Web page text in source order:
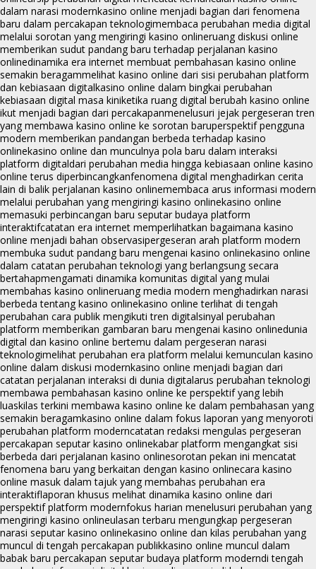
dalam narasi modernkasino online menjadi bagian dari fenomena
baru dalam percakapan teknologimembaca perubahan media digital
melalui sorotan yang mengiringi kasino onlineruang diskusi online
memberikan sudut pandang baru terhadap perjalanan kasino
onlinedinamika era internet membuat pembahasan kasino online
semakin beragammelihat kasino online dari sisi perubahan platform
dan kebiasaan digitalkasino online dalam bingkai perubahan
kebiasaan digital masa kiniketika ruang digital berubah kasino online
ikut menjadi bagian dari percakapanmenelusuri jejak pergeseran tren
yang membawa kasino online ke sorotan baruperspektif pengguna
modern memberikan pandangan berbeda terhadap kasino
onlinekasino online dan munculnya pola baru dalam interaksi
platform digitaldari perubahan media hingga kebiasaan online kasino
online terus diperbincangkanfenomena digital menghadirkan cerita
lain di balik perjalanan kasino onlinemembaca arus informasi modern
melalui perubahan yang mengiringi kasino onlinekasino online
memasuki perbincangan baru seputar budaya platform
interaktifcatatan era internet memperlihatkan bagaimana kasino
online menjadi bahan observasipergeseran arah platform modern
membuka sudut pandang baru mengenai kasino onlinekasino online
dalam catatan perubahan teknologi yang berlangsung secara
bertahapmengamati dinamika komunitas digital yang mulai
membahas kasino onlineruang media modern menghadirkan narasi
berbeda tentang kasino onlinekasino online terlihat di tengah
perubahan cara publik mengikuti tren digitalsinyal perubahan
platform memberikan gambaran baru mengenai kasino onlinedunia
digital dan kasino online bertemu dalam pergeseran narasi
teknologimelihat perubahan era platform melalui kemunculan kasino
online dalam diskusi modernkasino online menjadi bagian dari
catatan perjalanan interaksi di dunia digitalarus perubahan teknologi
membawa pembahasan kasino online ke perspektif yang lebih
luaskilas terkini membawa kasino online ke dalam pembahasan yang
semakin beragamkasino online dalam fokus laporan yang menyoroti
perubahan platform moderncatatan redaksi mengulas pergeseran
percakapan seputar kasino onlinekabar platform mengangkat sisi
berbeda dari perjalanan kasino onlinesorotan pekan ini mencatat
fenomena baru yang berkaitan dengan kasino onlinecara kasino
online masuk dalam tajuk yang membahas perubahan era
interaktiflaporan khusus melihat dinamika kasino online dari
perspektif platform modernfokus harian menelusuri perubahan yang
mengiringi kasino onlineulasan terbaru mengungkap pergeseran
narasi seputar kasino onlinekasino online dan kilas perubahan yang
muncul di tengah percakapan publikkasino online muncul dalam
babak baru percakapan seputar budaya platform moderndi tengah